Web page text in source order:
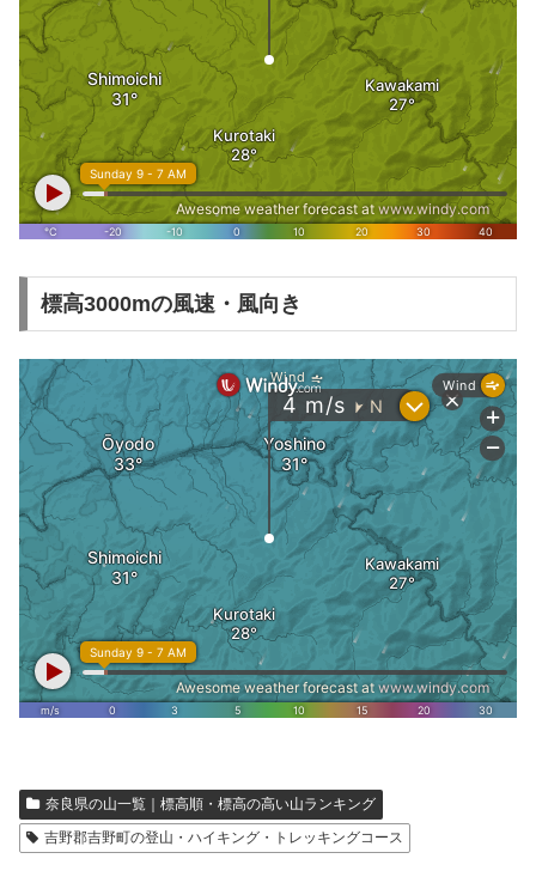
標高3000mの風速・風向き
奈良県の山一覧｜標高順・標高の高い山ランキング
吉野郡吉野町の登山・ハイキング・トレッキングコース